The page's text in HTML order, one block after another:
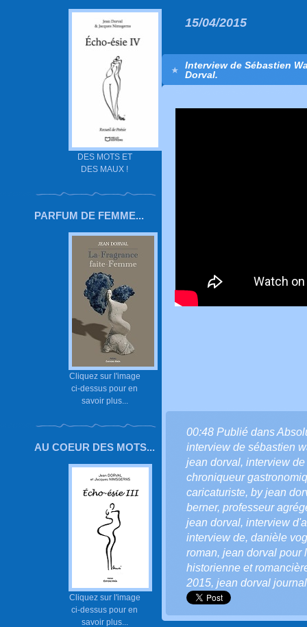
DES MOTS ET
DES MAUX !
PARFUM DE FEMME...
Cliquez sur l'image
ci-dessus pour en
savoir plus...
AU COEUR DES MOTS...
Cliquez sur l'image
ci-dessus pour en
savoir plus...
15/04/2015
Interview de Sébastien
Dorval.
00:48 Publié dans
interview de sébastien
jean dorval, interview
chroniqueur
caricaturiste, by jean
berner, professeur
jean dorval, interview
interview de, danièle
roman, jean dorval pour
historienne et
2015, jean dorval